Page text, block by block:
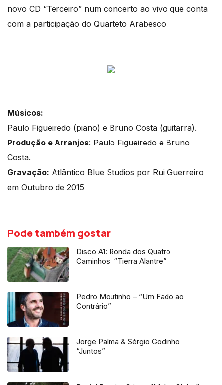
novo CD “Terceiro” num concerto ao vivo que conta
com a participação do Quarteto Arabesco.
Músicos:
Paulo Figueiredo (piano) e Bruno Costa (guitarra).
Produção e Arranjos: Paulo Figueiredo e Bruno
Costa.
Gravação: Atlântico Blue Studios por Rui Guerreiro
em Outubro de 2015
Pode também gostar
Disco A1: Ronda dos Quatro
Caminhos: “Tierra Alantre”
Pedro Moutinho – “Um Fado ao
Contrário”
Jorge Palma & Sérgio Godinho
“Juntos”